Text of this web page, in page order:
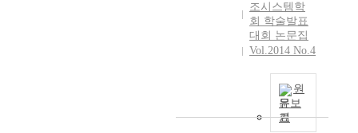
조시스템학
회 학술발표
대회 논문집
Vol.2014 No.4
원
문보
기